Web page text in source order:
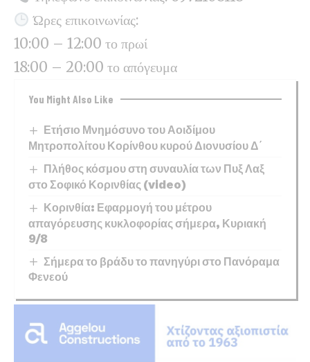
Ώρες επικοινωνίας:
10:00 – 12:00 το πρωί
18:00 – 20:00 το απόγευμα
You Might Also Like
Ετήσιο Μνημόσυνο του Αοιδίμου
Μητροπολίτου Κορίνθου κυρού Διονυσίου Δ΄
Πλήθος κόσμου στη συναυλία των Πυξ Λαξ
στο Σοφικό Κορινθίας (video)
Κορινθία: Εφαρμογή του μέτρου
απαγόρευσης κυκλοφορίας σήμερα, Κυριακή
9/8
Σήμερα το βράδυ το πανηγύρι στο Πανόραμα
Φενεού